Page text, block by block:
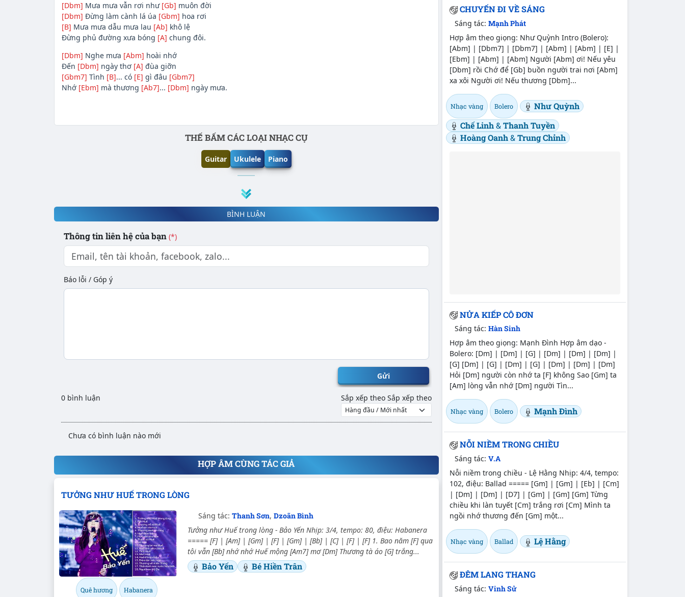
[Dbm] Mưa mưa vẫn rơi như [Gb] muôn đời
[Dbm] Đừng làm cành lá úa [Gbm] hoa rơi
[B] Mưa mưa dẫu mưa lau [Ab] khô lệ
Đừng phủ đường xưa bóng [A] chung đôi.
[Dbm] Nghe mưa [Abm] hoài nhớ
Đến [Dbm] ngày thơ [A] đùa giỡn
[Gbm7] Tình [B]... có [E] gì đâu [Gbm7]
Nhớ [Ebm] mà thương [Ab7]... [Dbm] ngày mưa.
THẾ BẤM CÁC LOẠI NHẠC CỤ
Guitar Ukulele Piano
BÌNH LUẬN
Thông tin liên hệ của bạn (*)
Báo lỗi / Góp ý
Gửi
0 bình luận Sắp xếp theo Sắp xếp theo
Chưa có bình luận nào mới
HỢP ÂM CÙNG TÁC GIẢ
TƯỞNG NHƯ HUẾ TRONG LÒNG
Quê hương Habanera
Sáng tác: Thanh Sơn, Dzoãn Bình
Tưởng như Huế trong lòng - Bảo Yến Nhịp: 3/4, tempo: 80, điệu: Habanera
===== [F] | [Am] | [Gm] | [F] | [Gm] | [Bb] | [C] | [F] | [F] 1. Bao năm [F] qua
tôi vẫn [Bb] nhớ nhớ Huế mộng [Am7] mơ [Dm] Thương tà áo [G] trắng...
Bảo Yến Bé Hiền Trân
CHUYẾN ĐI VỀ SÁNG
Sáng tác:Mạnh Phát
Hợp âm theo giọng: Như Quỳnh Intro (Bolero):
[Abm] | [Dbm7] | [Dbm7] | [Abm] | [Abm] | [E] |
[Ebm] | [Abm] | [Abm] Người [Abm] ơi! Nếu yêu
[Dbm] rồi Chớ để [Gb] buồn người trai nơi [Abm]
xa xôi Người ơi! Nếu thương [Dbm]...
Nhạc vàng Bolero
Như Quỳnh
Chế Linh&Thanh Tuyền
Hoàng Oanh&Trung Chỉnh
NỬA KIẾP CÔ ĐƠN
Sáng tác:Hàn Sinh
Hợp âm theo giọng: Mạnh Đình Hợp âm dạo -
Bolero: [Dm] | [Dm] | [G] | [Dm] | [Dm] | [Dm] |
[G] [Dm] | [G] | [Dm] | [G] | [Dm] | [Dm] | [Dm]
Hỏi [Dm] người còn nhớ ta [F] không Sao [Gm] ta
[Am] lòng vẫn nhớ [Dm] người Tìn...
Nhạc vàng Bolero Mạnh Đình
NỖI NIỀM TRONG CHIỀU
Sáng tác:V.A
Nỗi niềm trong chiều - Lệ Hằng Nhịp: 4/4, tempo:
102, điệu: Ballad ===== [Gm] | [Gm] | [Eb] | [Cm]
| [Dm] | [Dm] | [D7] | [Gm] | [Gm] [Gm] Từng
chiều khi làn tuyết [Cm] trắng rơi [Cm] Mình ta
ngồi nhớ thương đến [Gm] một...
Nhạc vàng Ballad Lệ Hằng
ĐÊM LANG THANG
Sáng tác:Vinh Sử